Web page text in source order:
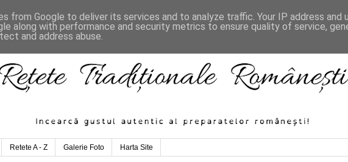
Retete A - Z Galerie Foto Harta Site
from Google to deliver its services and to analyze traffic. Your IP address and
along with performance and security metrics to ensure quality of service,
and address abuse.